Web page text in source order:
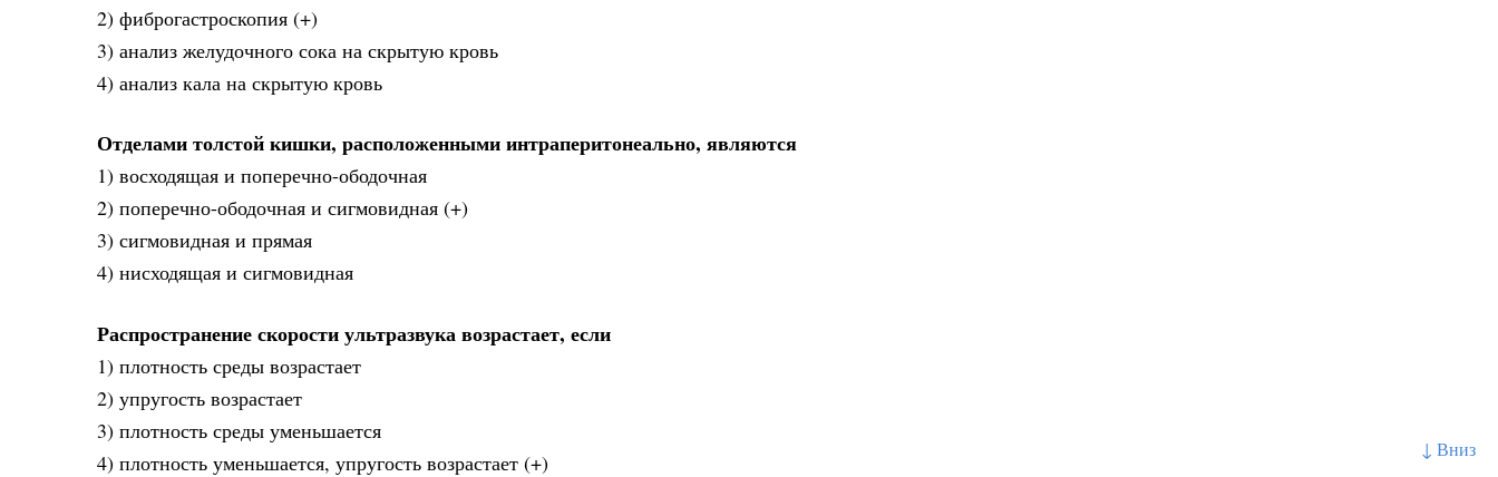
↓ Вниз
2) фиброгастроскопия (+)
3) анализ желудочного сока на скрытую кровь
4) анализ кала на скрытую кровь
Отделами толстой кишки, расположенными интраперитонеально, являются
1) восходящая и поперечно-ободочная
2) поперечно-ободочная и сигмовидная (+)
3) сигмовидная и прямая
4) нисходящая и сигмовидная
Распространение скорости ультразвука возрастает, если
1) плотность среды возрастает
2) упругость возрастает
3) плотность среды уменьшается
4) плотность уменьшается, упругость возрастает (+)